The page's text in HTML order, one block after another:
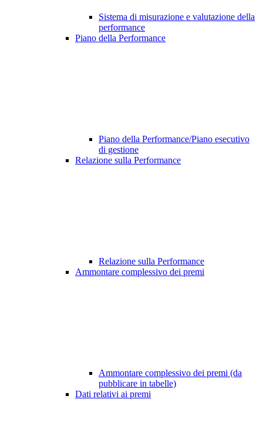
Sistema di misurazione e valutazione della
performance
Piano della Performance
Piano della Performance/Piano esecutivo
di gestione
Relazione sulla Performance
Relazione sulla Performance
Ammontare complessivo dei premi
Ammontare complessivo dei premi (da
pubblicare in tabelle)
Dati relativi ai premi